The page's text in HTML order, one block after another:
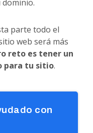
parte todo el
web será más
reto es tener un
para tu sitio.
con